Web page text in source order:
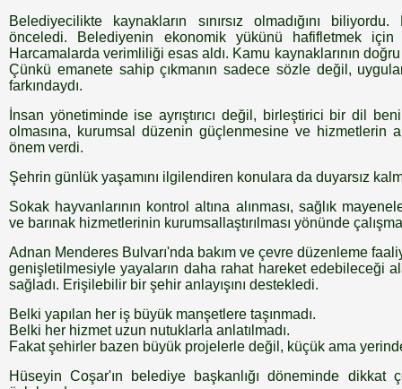
Belediyecilikte kaynakların sınırsız olmadığını
önceledi. Belediyenin ekonomik yükünü hafifletmek için
Harcamalarda verimliliği esas aldı. Kamu kaynaklarının
Çünkü emanete sahip çıkmanın sadece sözle değil,
farkındaydı.
İnsan yönetiminde ise ayrıştırıcı değil, birleştirici bir dil
olmasına, kurumsal düzenin güçlenmesine ve hizmetlerin
önem verdi.
Şehrin günlük yaşamını ilgilendiren konulara da duyarsız
Sokak hayvanlarının kontrol altına alınması, sağlık
ve barınak hizmetlerinin kurumsallaştırılması yönünde
Adnan Menderes Bulvarı'nda bakım ve çevre düzenleme
genişletilmesiyle yayaların daha rahat hareket edebileceği
sağladı. Erişilebilir bir şehir anlayışını destekledi.
Belki yapılan her iş büyük manşetlere taşınmadı.
Belki her hizmet uzun nutuklarla anlatılmadı.
Fakat şehirler bazen büyük projelerle değil, küçük ama
Hüseyin Coşar'ın belediye başkanlığı döneminde